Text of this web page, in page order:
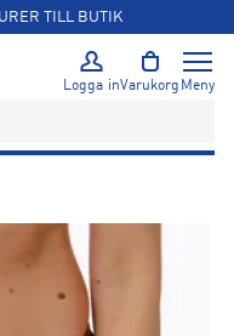
TILL BUTIK
Logga inVarukorg Meny